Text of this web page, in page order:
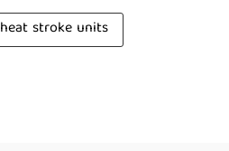
heat stroke units